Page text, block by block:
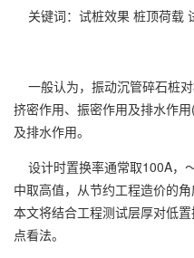
关键词：试桩效果 桩顶荷载
一般认为， 振动沉管碎石桩
挤密作用、振密作用及排水作
及排水作用。
设计时置换率通常取100A，
中取高值，从节约工程造价的
本文将结合工程测试层厚对低
点看法。